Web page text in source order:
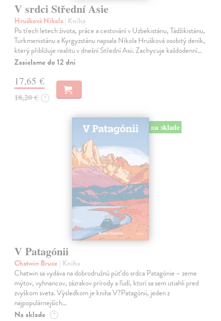
V srdci Střední Asie
Hrušková Nikola| Kniha
Po třech letech života, práce a cestování v Uzbekistánu, Tádžikistánu,
Turkmenistánu a Kyrgyzstánu napsala Nikola Hrušková osobitý deník,
který přibližuje realitu v dnešní Střední Asii. Zachycuje každodenní…
Zasielame do 12 dní
17,65 €
18,20 € ?
na sklade
V Patagónii
Chatwin Bruce | Kniha
Chatwin sa vydáva na dobrodružnú púť do srdca Patagónie – zeme
mýtov, vyhnancov, zázrakov prírody a ľudí, ktorí sa sem utiahli pred
zvyškom sveta. Výsledkom je kniha V?Patagónii, jeden z
najpopulárnejších…
Na sklade ?